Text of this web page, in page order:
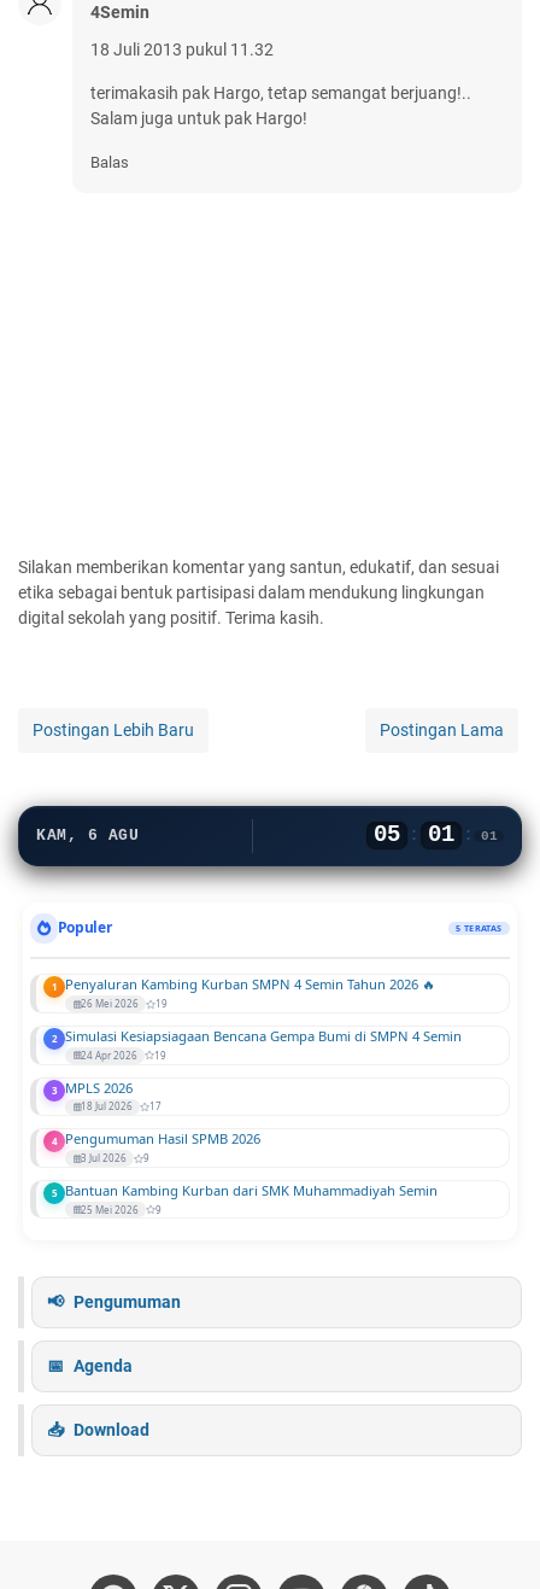
4Semin
18 Juli 2013 pukul 11.32
terimakasih pak Hargo, tetap semangat berjuang!..
Salam juga untuk pak Hargo!
Balas
Silakan memberikan komentar yang santun, edukatif, dan sesuai
etika sebagai bentuk partisipasi dalam mendukung lingkungan
digital sekolah yang positif. Terima kasih.
Postingan Lebih Baru Postingan Lama
KAM, 6 AGU 05 : 01 : 01
Populer 5 TERATAS
1 Penyaluran Kambing Kurban SMPN 4 Semin Tahun 2026 🔥
26 Mei 2026 19
2 Simulasi Kesiapsiagaan Bencana Gempa Bumi di SMPN 4 Semin
24 Apr 2026 19
3 MPLS 2026
18 Jul 2026 17
4 Pengumuman Hasil SPMB 2026
3 Jul 2026 9
5 Bantuan Kambing Kurban dari SMK Muhammadiyah Semin
25 Mei 2026 9
Pengumuman
Agenda
Download